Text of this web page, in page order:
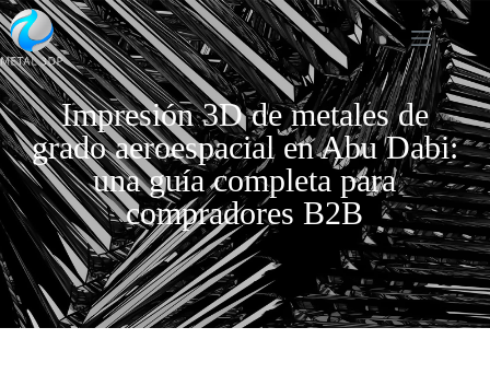
Impresión 3D de metales de
grado aeroespacial en Abu Dabi:
una guía completa para
compradores B2B